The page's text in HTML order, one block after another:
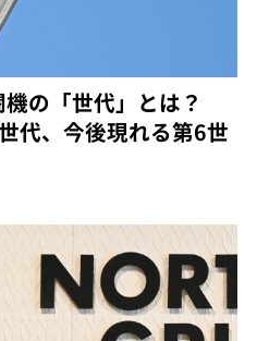
の「世代」とは？
、今後現れる第6世